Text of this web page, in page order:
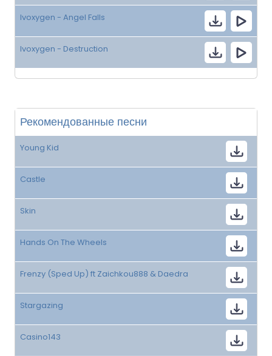
Ivoxygen - Angel Falls
Ivoxygen - Destruction
Рекомендованные песни
Young Kid
Castle
Skin
Hands On The Wheels
Frenzy (Sped Up) ft Zaichkou888 & Daedra
Stargazing
Casino143